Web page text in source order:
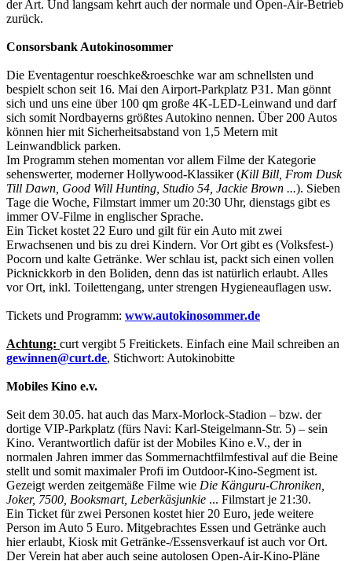
der Art. Und langsam kehrt auch der normale und Open-Air-Betrieb
zurück.
Consorsbank Autokinosommer
Die Eventagentur roeschke&roeschke war am schnellsten und
bespielt schon seit 16. Mai den Airport-Parkplatz P31. Man gönnt
sich und uns eine über 100 qm große 4K-LED-Leinwand und darf
sich somit Nordbayerns größtes Autokino nennen. Über 200 Autos
können hier mit Sicherheitsabstand von 1,5 Metern mit
Leinwandblick parken.
Im Programm stehen momentan vor allem Filme der Kategorie
sehenswerter, moderner Hollywood-Klassiker (Kill Bill, From Dusk
Till Dawn, Good Will Hunting, Studio 54, Jackie Brown ...). Sieben
Tage die Woche, Filmstart immer um 20:30 Uhr, dienstags gibt es
immer OV-Filme in englischer Sprache.
Ein Ticket kostet 22 Euro und gilt für ein Auto mit zwei
Erwachsenen und bis zu drei Kindern. Vor Ort gibt es (Volksfest-)
Pocorn und kalte Getränke. Wer schlau ist, packt sich einen vollen
Picknickkorb in den Boliden, denn das ist natürlich erlaubt. Alles
vor Ort, inkl. Toilettengang, unter strengen Hygieneauflagen usw.
Tickets und Programm: www.autokinosommer.de
Achtung: curt vergibt 5 Freitickets. Einfach eine Mail schreiben an
gewinnen@curt.de, Stichwort: Autokinobitte
Mobiles Kino e.v.
Seit dem 30.05. hat auch das Marx-Morlock-Stadion – bzw. der
dortige VIP-Parkplatz (fürs Navi: Karl-Steigelmann-Str. 5) – sein
Kino. Verantwortlich dafür ist der Mobiles Kino e.V., der in
normalen Jahren immer das Sommernachtfilmfestival auf die Beine
stellt und somit maximaler Profi im Outdoor-Kino-Segment ist.
Gezeigt werden zeitgemäße Filme wie Die Känguru-Chroniken,
Joker, 7500, Booksmart, Leberkäsjunkie ... Filmstart je 21:30.
Ein Ticket für zwei Personen kostet hier 20 Euro, jede weitere
Person im Auto 5 Euro. Mitgebrachtes Essen und Getränke auch
hier erlaubt, Kiosk mit Getränke-/Essensverkauf ist auch vor Ort.
Der Verein hat aber auch seine autolosen Open-Air-Kino-Pläne